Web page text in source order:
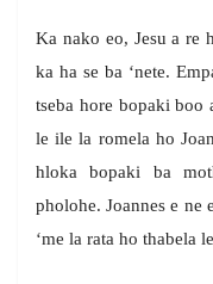
Ka nako eo, Jesu a re
ka ha se ba ‘nete.
tseba hore bopaki boo
le ile la romela ho
hloka bopaki ba
pholohe. Joannes e ne
‘me la rata ho thabela